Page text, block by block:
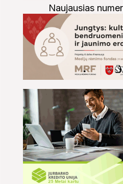
Naujausias